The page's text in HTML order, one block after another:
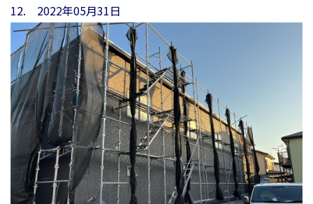
12. 2022年05月31日